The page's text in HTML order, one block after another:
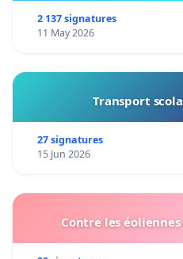
2 137 signatures
11 May 2026
Transport
27 signatures
15 Jun 2026
Contre les